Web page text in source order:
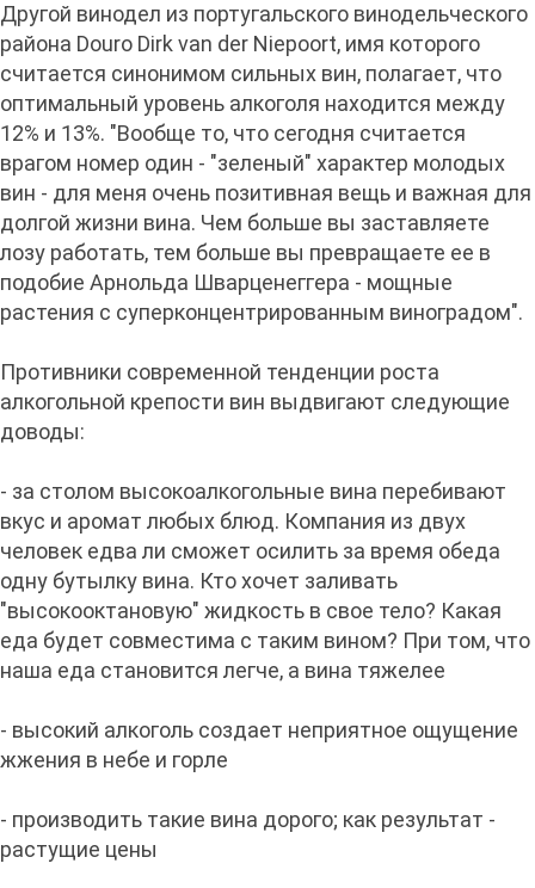
Другой винодел из португальского винодельческого
района Douro Dirk van der Niepoort, имя которого
считается синонимом сильных вин, полагает, что
оптимальный уровень алкоголя находится между
12% и 13%. "Вообще то, что сегодня считается
врагом номер один - "зеленый" характер молодых
вин - для меня очень позитивная вещь и важная для
долгой жизни вина. Чем больше вы заставляете
лозу работать, тем больше вы превращаете ее в
подобие Арнольда Шварценеггера - мощные
растения с суперконцентрированным виноградом".
Противники современной тенденции роста
алкогольной крепости вин выдвигают следующие
доводы:
- за столом высокоалкогольные вина перебивают
вкус и аромат любых блюд. Компания из двух
человек едва ли сможет осилить за время обеда
одну бутылку вина. Кто хочет заливать
"высокооктановую" жидкость в свое тело? Какая
еда будет совместима с таким вином? При том, что
наша еда становится легче, а вина тяжелее
- высокий алкоголь создает неприятное ощущение
жжения в небе и горле
- производить такие вина дорого; как результат -
растущие цены